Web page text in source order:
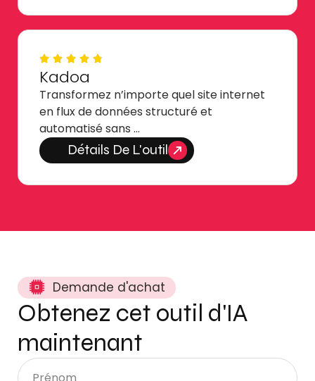
Kadoa
Transformez n’importe quel site internet
en flux de données structuré et
automatisé sans …
Détails De L'outil
Demande d'achat
Obtenez cet outil d'IA
maintenant